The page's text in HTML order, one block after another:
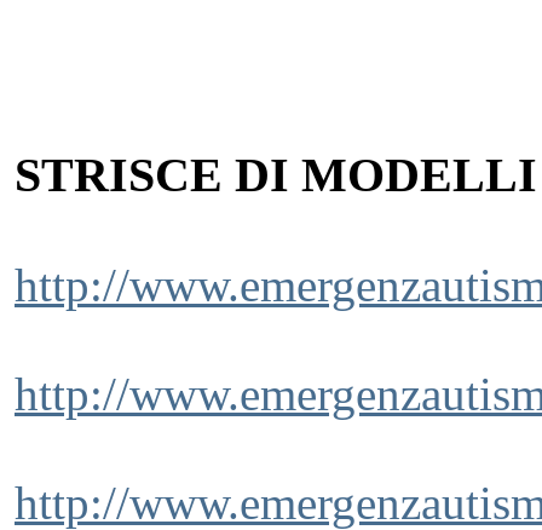
STRISCE DI MODELLI
http://
http://
http://